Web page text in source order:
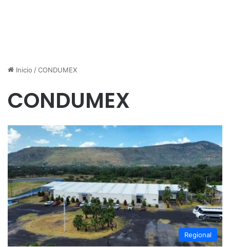
Inicio /CONDUMEX
CONDUMEX
Regional